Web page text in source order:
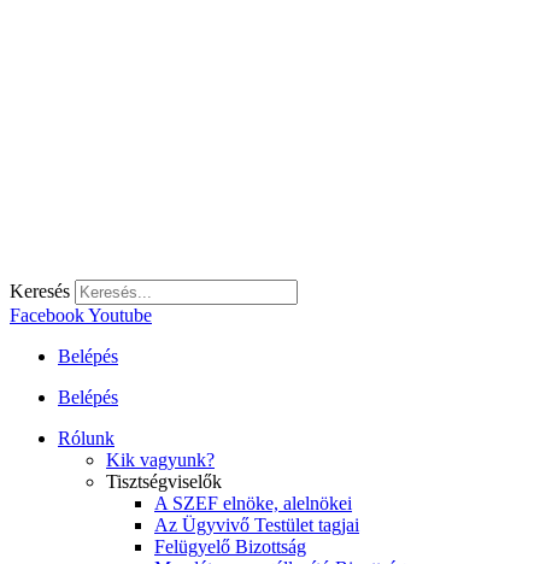
Keresés
FacebookYoutube
Belépés
Belépés
Rólunk
Kik vagyunk?
Tisztségviselők
A SZEF elnöke, alelnökei
Az Ügyvivő Testület tagjai
Felügyelő Bizottság